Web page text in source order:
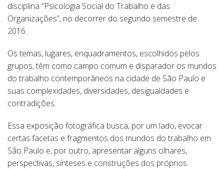
disciplina “Psicologia Social do Trabalho e das
Organizações”, no decorrer do segundo semestre de
2016.
Os temas, lugares, enquadramentos, escolhidos pelos
grupos, têm como campo comum e disparador os mundos
do trabalho contemporâneos na cidade de São Paulo e
suas complexidades, diversidades, desigualdades e
contradições.
Essa exposição fotográfica busca, por um lado, evocar
certas facetas e fragmentos dos mundos do trabalho em
São Paulo e, por outro, apresentar alguns olhares,
perspectivas, sínteses e construções dos próprios